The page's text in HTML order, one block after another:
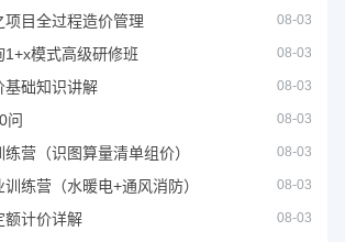
目全过程造价管理 08-03
1+x模式高级研修班 08-03
基础知识讲解 08-03
问 08-03
营（识图算量清单组价） 08-03
练营（水暖电+通风消防） 08-03
额计价详解 08-03